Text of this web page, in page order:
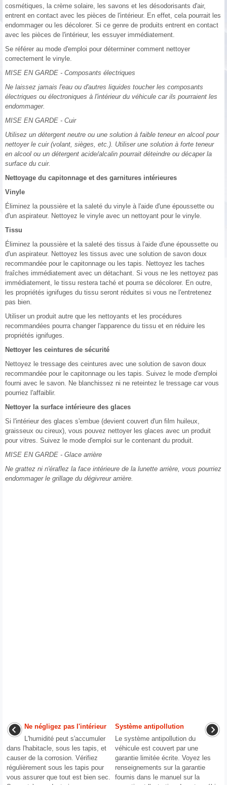
cosmétiques, la crème solaire, les savons et les désodorisants d'air,
entrent en contact avec les pièces de l'intérieur. En effet, cela pourrait les
endommager ou les décolorer. Si ce genre de produits entrent en contact
avec les pièces de l'intérieur, les essuyer immédiatement.
Se référer au mode d'emploi pour déterminer comment nettoyer
correctement le vinyle.
MISE EN GARDE - Composants électriques
Ne laissez jamais l'eau ou d'autres liquides toucher les composants
électriques ou électroniques à l'intérieur du véhicule car ils pourraient les
endommager.
MISE EN GARDE - Cuir
Utilisez un détergent neutre ou une solution à faible teneur en alcool pour
nettoyer le cuir (volant, sièges, etc.). Utiliser une solution à forte teneur
en alcool ou un détergent acide/alcalin pourrait déteindre ou décaper la
surface du cuir.
Nettoyage du capitonnage et des garnitures intérieures
Vinyle
Éliminez la poussière et la saleté du vinyle à l'aide d'une époussette ou
d'un aspirateur. Nettoyez le vinyle avec un nettoyant pour le vinyle.
Tissu
Éliminez la poussière et la saleté des tissus à l'aide d'une époussette ou
d'un aspirateur. Nettoyez les tissus avec une solution de savon doux
recommandée pour le capitonnage ou les tapis. Nettoyez les taches
fraîches immédiatement avec un détachant. Si vous ne les nettoyez pas
immédiatement, le tissu restera taché et pourra se décolorer. En outre,
les propriétés ignifuges du tissu seront réduites si vous ne l'entretenez
pas bien.
Utiliser un produit autre que les nettoyants et les procédures
recommandées pourra changer l'apparence du tissu et en réduire les
propriétés ignifuges.
Nettoyer les ceintures de sécurité
Nettoyez le tressage des ceintures avec une solution de savon doux
recommandée pour le capitonnage ou les tapis. Suivez le mode d'emploi
fourni avec le savon. Ne blanchissez ni ne reteintez le tressage car vous
pourriez l'affaiblir.
Nettoyer la surface intérieure des glaces
Si l'intérieur des glaces s'embue (devient couvert d'un film huileux,
graisseux ou cireux), vous pouvez nettoyer les glaces avec un produit
pour vitres. Suivez le mode d'emploi sur le contenant du produit.
MISE EN GARDE - Glace arrière
Ne grattez ni n'éraflez la face intérieure de la lunette arrière, vous pourriez
endommager le grillage du dégivreur arrière.
Ne négligez pas l'intérieur
L'humidité peut s'accumuler
dans l'habitacle, sous les tapis, et
causer de la corrosion. Vérifiez
régulièrement sous les tapis pour
vous assurer que tout est bien sec.
Système antipollution
Le système antipollution du
véhicule est couvert par une
garantie limitée écrite. Voyez les
renseignements sur la garantie
fournis dans le manuel sur la